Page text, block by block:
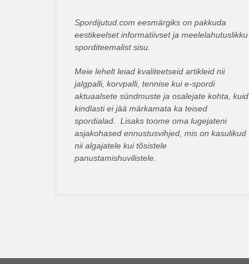
Spordijutud.com eesmärgiks on pakkuda
eestikeelset informatiivset ja meelelahutuslikku
sporditeemalist sisu.
Meie lehelt leiad kvaliteetseid artikleid nii
jalgpalli, korvpalli, tennise kui e-spordi
aktuaalsete sündmuste ja osalejate kohta, kuid
kindlasti ei jää märkamata ka teised
spordialad. Lisaks toome oma lugejateni
asjakohased ennustusvihjed, mis on kasulikud
nii algajatele kui tõsistele
panustamishuvilistele.